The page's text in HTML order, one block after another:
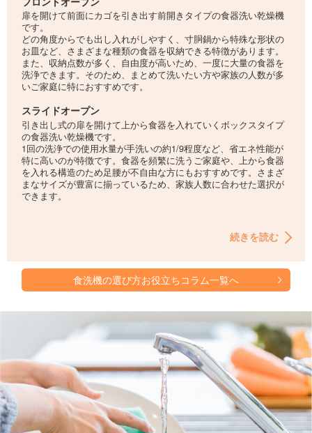
扉を開けて前面にカゴを引き出す前開きタイプの食器洗い乾燥機
です。
どの角度からでも出し入れがしやすく、寸胴鍋から特殊な形状の
お皿など、さまざまな種類の食器を収納できる特徴があります。
また、収納点数が多く、自由度が高いため、一度に大量の食器を
洗浄できます。そのため、まとめて洗いたい方や家族の人数が多
いご家庭に特におすすめです。
スライドオープン
引き出し式の扉を開けて上から食器を入れていくボックスタイプ
の食器洗い乾燥機です。
1回の洗浄での使用水量が手洗いの約1/9程度など、省エネ性能が
特に高いのが特徴です。食器を頻繁に洗うご家庭や、上から食器
を入れる構造のため足腰が不自由な方にもおすすめです。さまざ
まなサイズが豊富に揃っているため、家族人数に合わせた選択が
できます。
続きを読む
食洗機の選び方お役立ちコラム一覧へ